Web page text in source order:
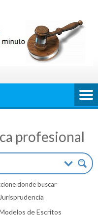
profesional
donde buscar
Jurisprudencia
de Escritos